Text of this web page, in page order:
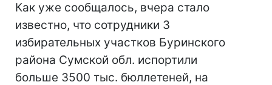
Как уже сообщалось, вчера стало
известно, что сотрудники 3
избирательных участков Буринского
района Сумской обл. испортили
больше 3500 тыс. бюллетеней, на